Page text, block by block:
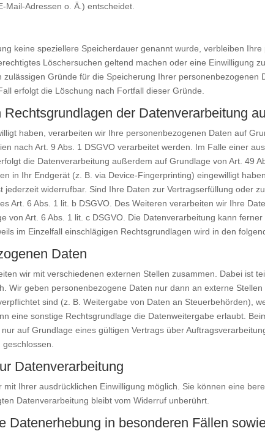
Mail-Adressen o. Ä.) entscheidet.
keine speziellere Speicherdauer genannt wurde, verbleiben
Löschersuchen geltend machen oder eine Einwilligung
Gründe für die Speicherung Ihrer personenbezogenen
erfolgt die Löschung nach Fortfall dieser Gründe.
der Datenverarbeitung
haben, verarbeiten wir Ihre personenbezogenen Daten auf
nach Art. 9 Abs. 1 DSGVO verarbeitet werden. Im Falle einer
die Datenverarbeitung außerdem auf Grundlage von Art. 49
in Ihr Endgerät (z. B. via Device-Fingerprinting) eingewilligt
jederzeit widerrufbar. Sind Ihre Daten zur Vertragserfüllung oder
Art. 6 Abs. 1 lit. b DSGVO. Des Weiteren verarbeiten wir Ihre
von Art. 6 Abs. 1 lit. c DSGVO. Die Datenverarbeitung kann
im Einzelfall einschlägigen Rechtsgrundlagen wird in den
Daten
wir mit verschiedenen externen Stellen zusammen. Dabei ist
Wir geben personenbezogene Daten nur dann an externe
sind (z. B. Weitergabe von Daten an Steuerbehörden),
eine sonstige Rechtsgrundlage die Datenweitergabe erlaubt.
auf Grundlage eines gültigen Vertrags über
Datenverarbeitung
Ihrer ausdrücklichen Einwilligung möglich. Sie können eine
Datenverarbeitung bleibt vom Widerruf unberührt.
Datenerhebung in besonderen Fällen